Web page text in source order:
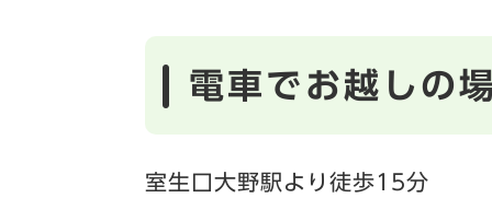
電車でお越しの
室生口大野駅より徒歩15分